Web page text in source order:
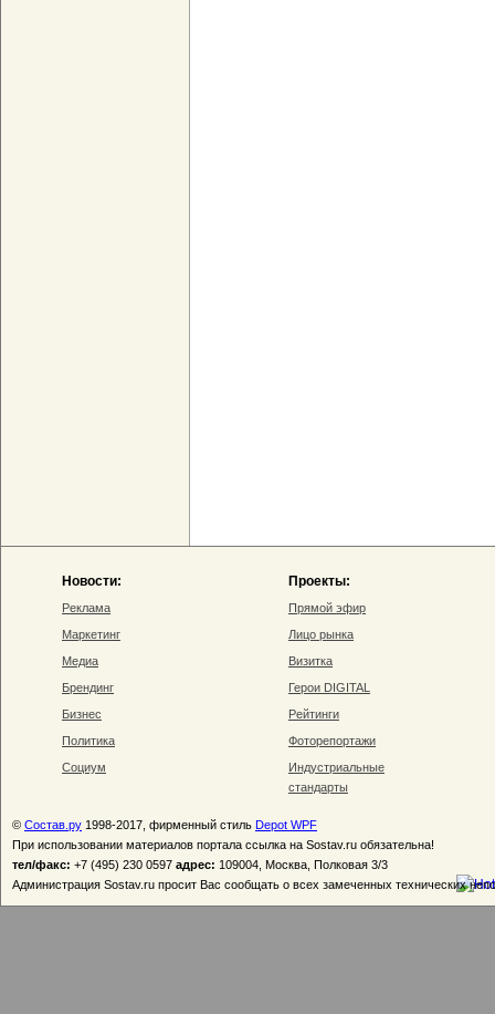
Новости:
Реклама
Маркетинг
Медиа
Брендинг
Бизнес
Политика
Социум
Проекты:
Прямой эфир
Лицо рынка
Визитка
Герои DIGITAL
Рейтинги
Фоторепортажи
Индустриальные
стандарты
© Состав.ру 1998-2017, фирменный стиль Depot WPF
При использовании материалов портала ссылка на Sostav.ru обязательна!
тел/факс: +7 (495) 230 0597 адрес: 109004, Москва, Полковая 3/3
Администрация Sostav.ru просит Вас сообщать о всех замеченных технических